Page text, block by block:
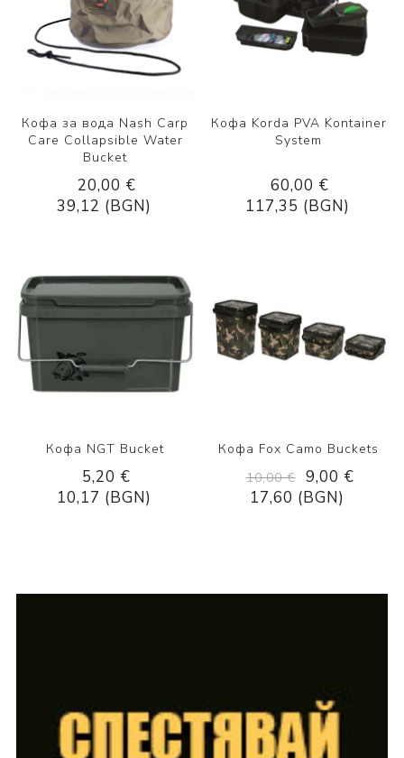
Кофа за вода Nash Carp
Care Collapsible Water
Bucket
20,00 €
39,12 (BGN)
Кофа Korda PVA Kontainer
System
60,00 €
117,35 (BGN)
Кофа NGT Bucket
5,20 €
10,17 (BGN)
Кофа Fox Camo Buckets
10,00 € 9,00 €
17,60 (BGN)